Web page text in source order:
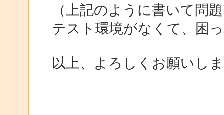
（上記のように書いて問
テスト環境がなくて、困
以上、よろしくお願いし